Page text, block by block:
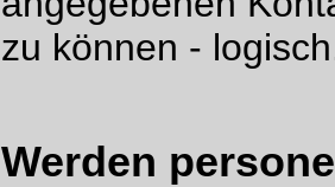
Werden